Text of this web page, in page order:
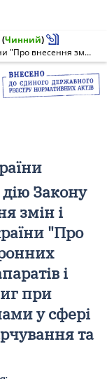
(Чинний)
Про порядок введення в дію Закону України "Про внесення змін і доповнень до Закону України "Про застосування електронних контрольно-касових апаратів і товарно-касових книг при розрахунках із споживачами у сфері торгівлі, громадського харчування та послуг"